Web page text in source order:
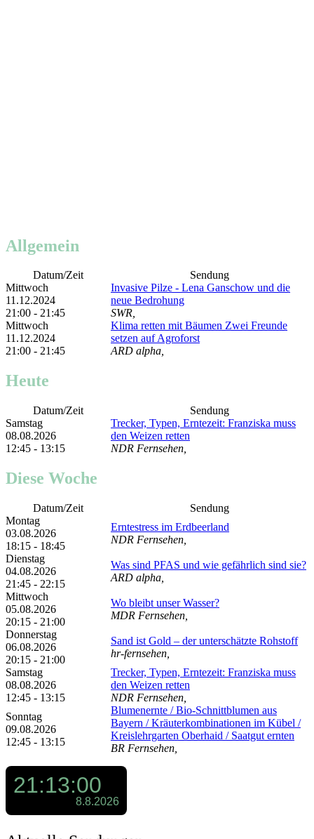
Allgemein
Datum/Zeit
Sendung
Mittwoch
11.12.2024
21:00 - 21:45
Invasive Pilze - Lena Ganschow und die
neue Bedrohung
SWR,
Mittwoch
11.12.2024
21:00 - 21:45
Klima retten mit Bäumen Zwei Freunde
setzen auf Agroforst
ARD alpha,
Heute
Datum/Zeit
Sendung
Samstag
08.08.2026
12:45 - 13:15
Trecker, Typen, Erntezeit: Franziska muss
den Weizen retten
NDR Fernsehen,
Diese Woche
Datum/Zeit
Sendung
Montag
03.08.2026
18:15 - 18:45
Erntestress im Erdbeerland
NDR Fernsehen,
Dienstag
04.08.2026
21:45 - 22:15
Was sind PFAS und wie gefährlich sind sie?
ARD alpha,
Mittwoch
05.08.2026
20:15 - 21:00
Wo bleibt unser Wasser?
MDR Fernsehen,
Donnerstag
06.08.2026
20:15 - 21:00
Sand ist Gold – der unterschätzte Rohstoff
hr-fernsehen,
Samstag
08.08.2026
12:45 - 13:15
Trecker, Typen, Erntezeit: Franziska muss
den Weizen retten
NDR Fernsehen,
Sonntag
09.08.2026
12:45 - 13:15
Blumenernte /​ Bio-Schnittblumen aus
Bayern /​ Kräuterkombinationen im Kübel /​
Kreislehrgarten Oberhaid /​ Saatgut ernten
BR Fernsehen,